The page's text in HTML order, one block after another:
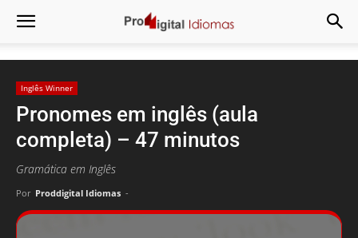
Inglês Winner
Pronomes em inglês (aula
completa) – 47 minutos
Gramática em Inglês
Por Proddigital Idiomas -